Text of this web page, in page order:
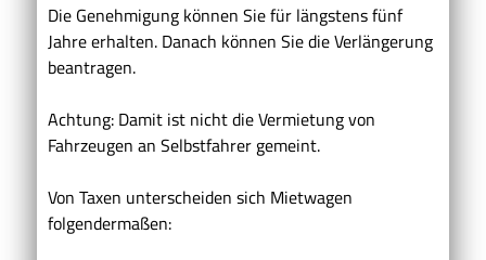
Die Genehmigung können Sie für längstens fünf
Jahre erhalten. Danach können Sie die Verlängerung
beantragen.
Achtung: Damit ist nicht die Vermietung von
Fahrzeugen an Selbstfahrer gemeint.
Von Taxen unterscheiden sich Mietwagen
folgendermaßen: